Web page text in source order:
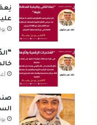
يوليو
يونيو